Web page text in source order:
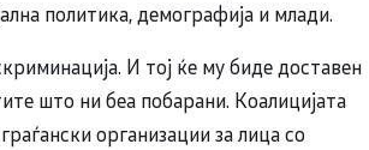
политика, демографија и млади.
И тој ќе му биде доставен
што ни беа побарани. Коалицијата
организации за лица со